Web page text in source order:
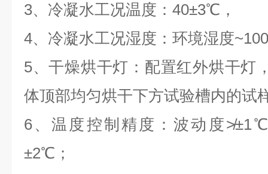
3、冷凝水工况温度：40±3℃，
4、冷凝水工况湿度：环境湿度
5、干燥烘干灯：配置红外烘干灯
体顶部均匀烘干下方试验槽内的试
6、温度控制精度：波动度
±2℃；